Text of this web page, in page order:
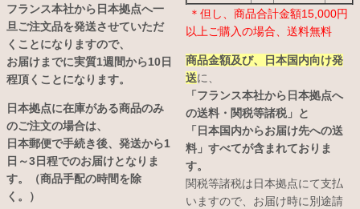
フランス本社から日本拠点へ一
旦ご注文品を発送させていただ
くことになりますので、
お届けまでに実質1週間から10日
程頂くことになります。
日本拠点に在庫がある商品のみ
のご注文の場合は、
日本郵便で手続き後、発送から1
日～3日程でのお届けとなりま
す。（商品手配の時間を除
く。）
＊但し、商品合計金額15,000円
以上ご購入の場合、送料無料
商品金額及び、日本国内向け発
送に、
「フランス本社から日本拠点へ
の送料・関税等諸税」と
「日本国内からお届け先への送
料」すべてが含まれておりま
す。
関税等諸税は日本拠点にて支払
いますので、お届け時に別途請